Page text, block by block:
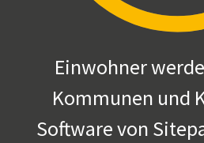
Einwohner
Kommunen und
Software von